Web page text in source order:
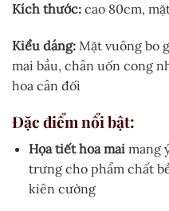
Kích thước: cao 80cm,
Kiểu dáng: Mặt vuông bo
mai bầu, chân uốn cong
hoa cân đối
Đặc điểm nổi bật:
Họa tiết hoa maimang
trưng cho phẩm chất
kiên cường